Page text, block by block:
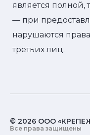
является полной,
— при
нарушаются
третьих лиц.
© 2026 ООО
Все права защищены